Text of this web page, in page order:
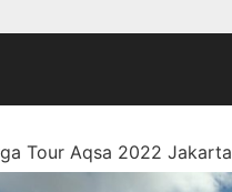
Tour Aqsa 2022 Jakarta